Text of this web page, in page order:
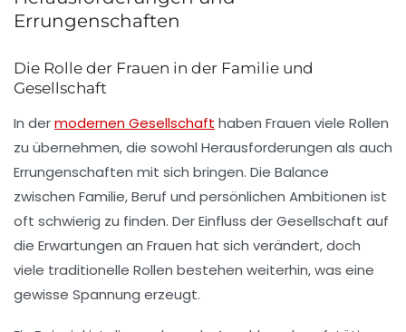
Errungenschaften
Die Rolle der Frauen in der Familie und
Gesellschaft
In dermodernen Gesellschaft haben Frauen viele Rollen
zu übernehmen, die sowohl Herausforderungen als auch
Errungenschaften mit sich bringen. Die Balance
zwischen Familie, Beruf und persönlichen Ambitionen ist
oft schwierig zu finden. Der Einfluss der Gesellschaft auf
die Erwartungen an Frauen hat sich verändert, doch
viele traditionelle Rollen bestehen weiterhin, was eine
gewisse Spannung erzeugt.